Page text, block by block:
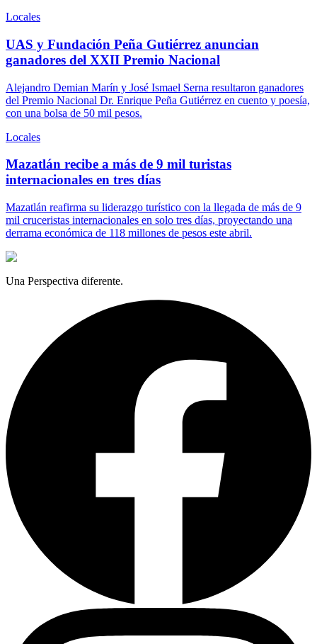
Locales
UAS y Fundación Peña Gutiérrez anuncian
ganadores del XXII Premio Nacional
Alejandro Demian Marín y José Ismael Serna resultaron ganadores
del Premio Nacional Dr. Enrique Peña Gutiérrez en cuento y poesía,
con una bolsa de 50 mil pesos.
Locales
Mazatlán recibe a más de 9 mil turistas
internacionales en tres días
Mazatlán reafirma su liderazgo turístico con la llegada de más de 9
mil cruceristas internacionales en solo tres días, proyectando una
derrama económica de 118 millones de pesos este abril.
Una Perspectiva diferente.